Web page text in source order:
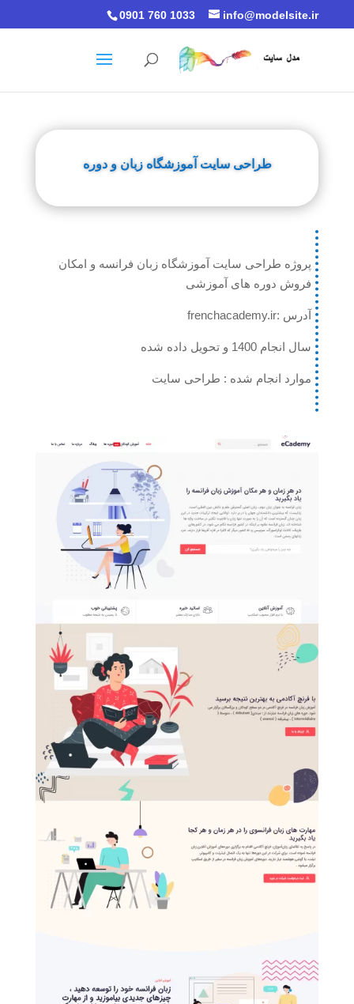
0901 760 1033 info@modelsite.ir
طراحی سایت آموزشگاه زبان و دوره
پروژه طراحی سایت آموزشگاه زبان فرانسه و امکان
فروش دوره های آموزشی
آدرس :frenchacademy.ir
سال انجام 1400 و تحویل داده شده
موارد انجام شده : طراحی سایت